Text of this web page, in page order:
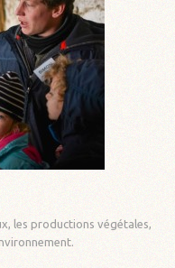
les productions végétales,